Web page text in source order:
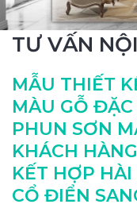
TƯ VẤN
MẪU THIẾT
MÀU GỖ
PHUN SƠN
KHÁCH
KẾT HỢP
CỔ ĐIỂN